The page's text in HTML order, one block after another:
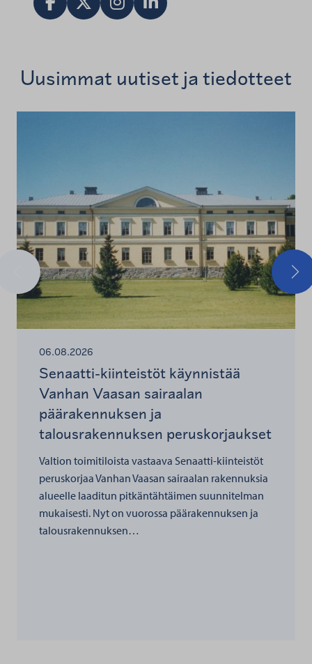
Uusimmat uutiset ja tiedotteet
Edellinen
06.08.2026
Senaatti-kiinteistöt käynnistää
Vanhan Vaasan sairaalan
päärakennuksen ja
talousrakennuksen peruskorjaukset
Valtion toimitiloista vastaava Senaatti-kiinteistöt
peruskorjaa Vanhan Vaasan sairaalan rakennuksia
alueelle laaditun pitkäntähtäimen suunnitelman
mukaisesti. Nyt on vuorossa päärakennuksen ja
talousrakennuksen…